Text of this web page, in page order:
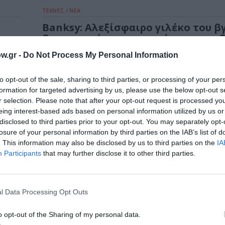
- Do Not Process My Personal Information
opt-out of the sale, sharing to third parties, or processing of your
for targeted advertising by us, please use the below opt-out
selection. Please note that after your opt-out request is processed
interest-based ads based on personal information utilized by us
to third parties prior to your opt-out. You may separately
of your personal information by third parties on the IAB’s list of
This information may also be disclosed by us to third parties on the
Participants that may further disclose it to other third parties.
Data Processing Opt Outs
opt-out of the Sharing of my personal data.
ΤΕΧΝΕΣ / ΝΕΑ
Banksy: Αλεξίσφαιρο γιλέκο του
δημοπρασία – παρουσιάστηκε σε
καταστήματος το 2019
σε δημοπρασία έως και 300.000 αγγλικές...